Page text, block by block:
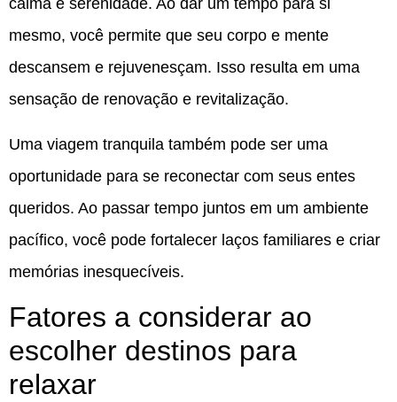
calma e serenidade. Ao dar um tempo para si
mesmo, você permite que seu corpo e mente
descansem e rejuvenesçam. Isso resulta em uma
sensação de renovação e revitalização.
Uma viagem tranquila também pode ser uma
oportunidade para se reconectar com seus entes
queridos. Ao passar tempo juntos em um ambiente
pacífico, você pode fortalecer laços familiares e criar
memórias inesquecíveis.
Fatores a considerar ao
escolher destinos para
relaxar